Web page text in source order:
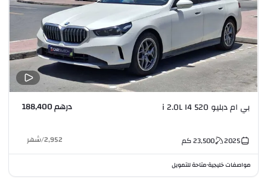
بي ام دبليو 520 i 2.0L I4 درهم 188,400
2025
23,500كم 2,952
/شهر
مواصفات خليجية•متاحة للتمويل